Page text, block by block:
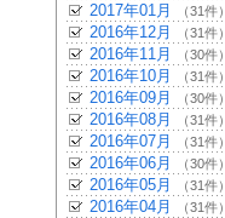
2017年01月 （31件）
2016年12月 （31件）
2016年11月 （30件）
2016年10月 （31件）
2016年09月 （30件）
2016年08月 （31件）
2016年07月 （31件）
2016年06月 （30件）
2016年05月 （31件）
2016年04月 （31件）